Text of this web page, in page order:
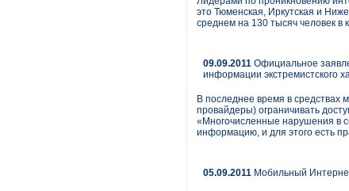
это Тюменская, Иркутская и
среднем на 130 тысяч человек в
09.09.2011 Официальное
информации экстремистского
В последнее время в средствах
провайдеры) ограничивать
«Многочисленные нарушения в
информацию, и для этого есть
05.09.2011 Мобильный